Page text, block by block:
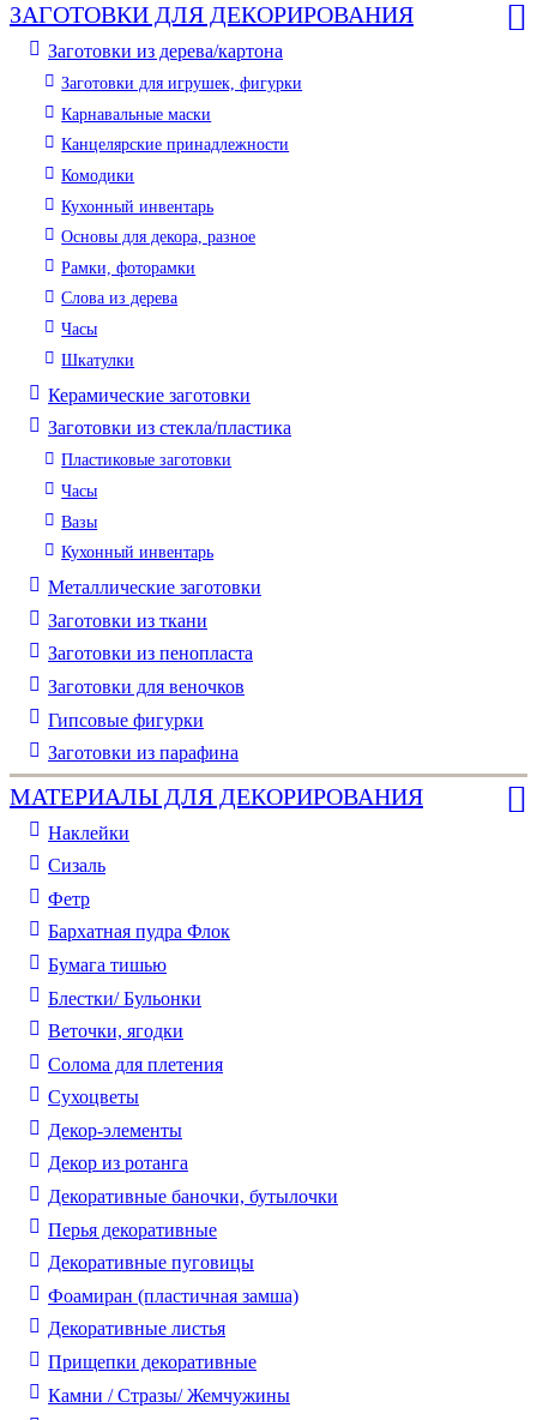
ЗАГОТОВКИ ДЛЯ ДЕКОРИРОВАНИЯ
Заготовки из дерева/картона
Заготовки для игрушек, фигурки
Карнавальные маски
Канцелярские принадлежности
Комодики
Кухонный инвентарь
Основы для декора, разное
Рамки, фоторамки
Слова из дерева
Часы
Шкатулки
Керамические заготовки
Заготовки из стекла/пластика
Пластиковые заготовки
Часы
Вазы
Кухонный инвентарь
Металлические заготовки
Заготовки из ткани
Заготовки из пенопласта
Заготовки для веночков
Гипсовые фигурки
Заготовки из парафина
МАТЕРИАЛЫ ДЛЯ ДЕКОРИРОВАНИЯ
Наклейки
Сизаль
Фетр
Бархатная пудра Флок
Бумага тишью
Блестки/ Бульонки
Веточки, ягодки
Солома для плетения
Cухоцветы
Декор-элементы
Декор из ротанга
Декоративные баночки, бутылочки
Перья декоративные
Декоративные пуговицы
Фоамиран (пластичная замша)
Декоративные листья
Прищепки декоративные
Камни / Cтразы/ Жемчужины